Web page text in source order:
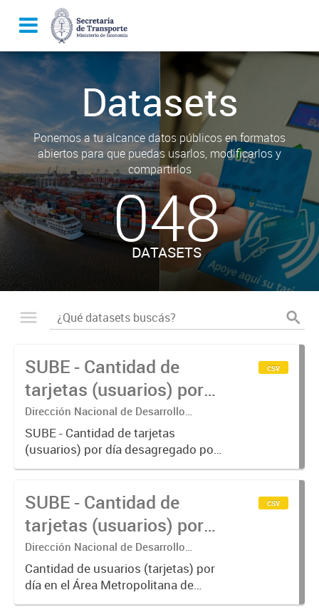
Datasets
Ponemos a tu alcance datos públicos en formatos
abiertos para que puedas usarlos, modificarlos y
compartirlos
048
DATASETS
SUBE - Cantidad de
tarjetas (usuarios) por
día.
Dirección Nacional de Desarrollo
Tecnológico - Ministerio de Transporte.
SUBE - Cantidad de tarjetas
(usuarios) por día desagregado por
modo de transporte.
csv
SUBE - Cantidad de
tarjetas (usuarios) por
día en AMBA.
Dirección Nacional de Desarrollo
Tecnológico - Ministerio de Transporte.
Cantidad de usuarios (tarjetas) por
día en el Área Metropolitana de
Buenos Aires desagregado por
csv